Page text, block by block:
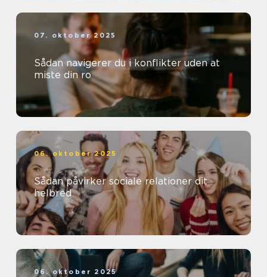
07. oktober 2025
Sådan navigerer du i konflikter uden at
miste din ro
06. oktober 2025
Sådan påvirker sociale relationer dit
helbred
06. oktober 2025